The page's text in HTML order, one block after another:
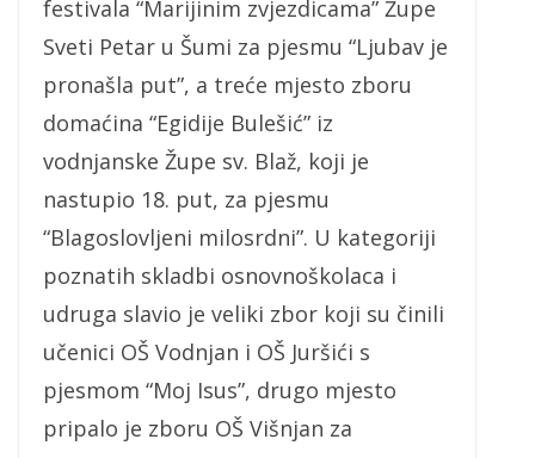
festivala “Marijinim zvjezdicama” Župe
Sveti Petar u Šumi za pjesmu “Ljubav je
pronašla put”, a treće mjesto zboru
domaćina “Egidije Bulešić” iz
vodnjanske Župe sv. Blaž, koji je
nastupio 18. put, za pjesmu
“Blagoslovljeni milosrdni”. U kategoriji
poznatih skladbi osnovnoškolaca i
udruga slavio je veliki zbor koji su činili
učenici OŠ Vodnjan i OŠ Juršići s
pjesmom “Moj Isus”, drugo mjesto
pripalo je zboru OŠ Višnjan za